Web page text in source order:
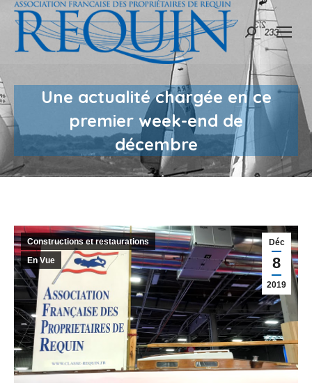
Recherche
Une actualité chargée en ce
premier week-end de
décembre
Déc
8
2019
Constructions et restaurations
En Vue